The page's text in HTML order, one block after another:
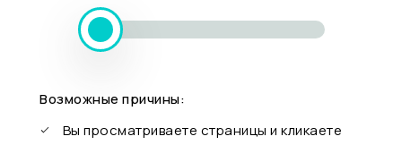
Возможные причины:
Вы просматриваете страницы и кликаете